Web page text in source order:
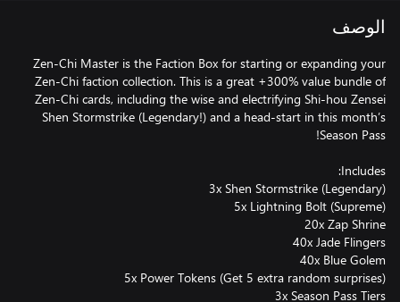
الوصف
Zen-Chi Master is the Faction Box for starting or expanding your
Zen-Chi faction collection. This is a great +300% value bundle of
Zen-Chi cards, including the wise and electrifying Shi-hou Zensei
Shen Stormstrike (Legendary!) and a head-start in this month’s